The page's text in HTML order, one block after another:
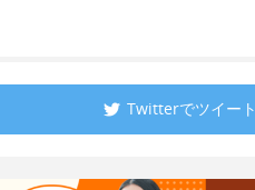
Twitterでツイート